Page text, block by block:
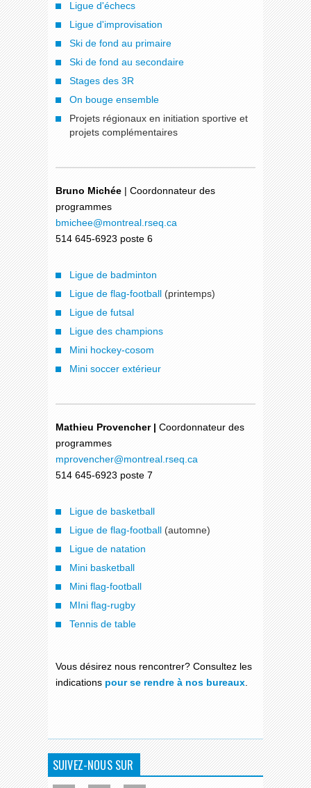
Ligue d'échecs
Ligue d'improvisation
Ski de fond au primaire
Ski de fond au secondaire
Stages des 3R
On bouge ensemble
Projets régionaux en initiation sportive et
projets complémentaires
Bruno Michée | Coordonnateur des
programmes
bmichee@montreal.rseq.ca
514 645-6923 poste 6
Ligue de badminton
Ligue de flag-football (printemps)
Ligue de futsal
Ligue des champions
Mini hockey-cosom
Mini soccer extérieur
Mathieu Provencher | Coordonnateur des
programmes
mprovencher@montreal.rseq.ca
514 645-6923 poste 7
Ligue de basketball
Ligue de flag-football (automne)
Ligue de natation
Mini basketball
Mini flag-football
MIni flag-rugby
Tennis de table
Vous désirez nous rencontrer? Consultez les
indications pour se rendre à nos bureaux
SUIVEZ-NOUS SUR